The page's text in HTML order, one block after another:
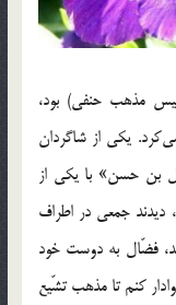
مذهب حنفي) بود،
يكي از شاگردان
بن حسن» با يكي از
جمعي در اطراف
فضّال به دوست خود
كنم تا مذهب تشّيع